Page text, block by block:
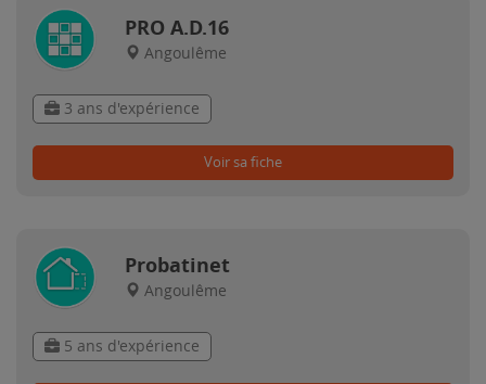
PRO A.D.16
Angoulême
3 ans d'expérience
Voir sa fiche
Probatinet
Angoulême
5 ans d'expérience